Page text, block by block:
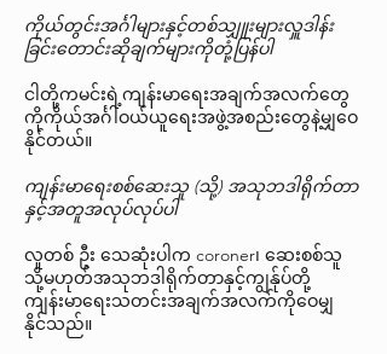
ကိုယ်တွင်းအင်္ဂါများနှင့်တစ်သျှူးများလှူဒါန်း
ခြင်းတောင်းဆိုချက်များကိုတုံ့ပြန်ပါ
ငါတို့ကမင်းရဲ့ကျန်းမာရေးအချက်အလက်တွေ
ကိုကိုယ်အင်္ဂါဝယ်ယူရေးအဖွဲ့အစည်းတွေနဲ့မျှဝေ
နိုင်တယ်။
ကျန်းမာရေးစစ်ဆေးသူ (သို့) အသုဘဒါရိုက်တာ
နှင့်အတူအလုပ်လုပ်ပါ
လူတစ် ဦး သေဆုံးပါက coroner၊ ဆေးစစ်သူ
သို့မဟုတ်အသုဘဒါရိုက်တာနှင့်ကျွန်ုပ်တို့
ကျန်းမာရေးသတင်းအချက်အလက်ကိုဝေမျှ
နိုင်သည်။